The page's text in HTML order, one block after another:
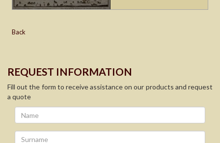
Back
REQUEST INFORMATION
Fill out the form to receive assistance on our products and request
a quote